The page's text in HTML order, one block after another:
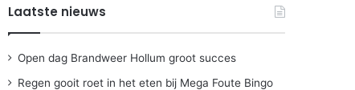
Laatste nieuws
Open dag Brandweer Hollum groot succes
Regen gooit roet in het eten bij Mega Foute Bingo